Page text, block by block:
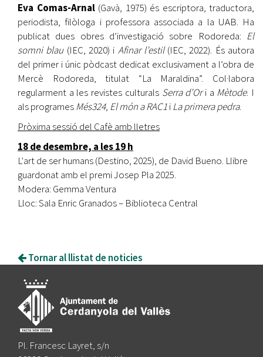
Eva Comas-Arnal(Gavà, 1975) és escriptora, traductora,
periodista, filòloga i professora associada a la UAB. Ha
publicat dues obres d’investigació sobre Rodoreda: El
somni blau(IEC, 2020) i Afinar l’estil(IEC, 2022). És autora
del primer i únic pòdcast dedicat exclusivament a l’obra de
Mercè Rodoreda, titulat “La Maraldina”. Col·labora
regularment a les revistes culturals Serra d’Ori a Mètode. I
als programesMés324, El món a RAC1iLa primera pedra.
Pròxima sessió del Cafè amb lletres
18 de desembre, a les 19 h
L'art de ser humans (Destino, 2025), de David Bueno. Llibre
guardonat amb el premi Josep Pla 2025.
Modera: Gemma Ventura
Lloc: Sala Enric Granados – Biblioteca Central
Tornar al llistat de noticies
Pl. Francesc Layret, s/n